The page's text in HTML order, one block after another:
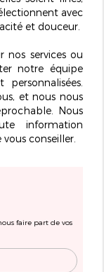
avec
et douceur.
nos services ou
notre équipe
et nous nous
Nous
information
conseiller.
faire part de vos